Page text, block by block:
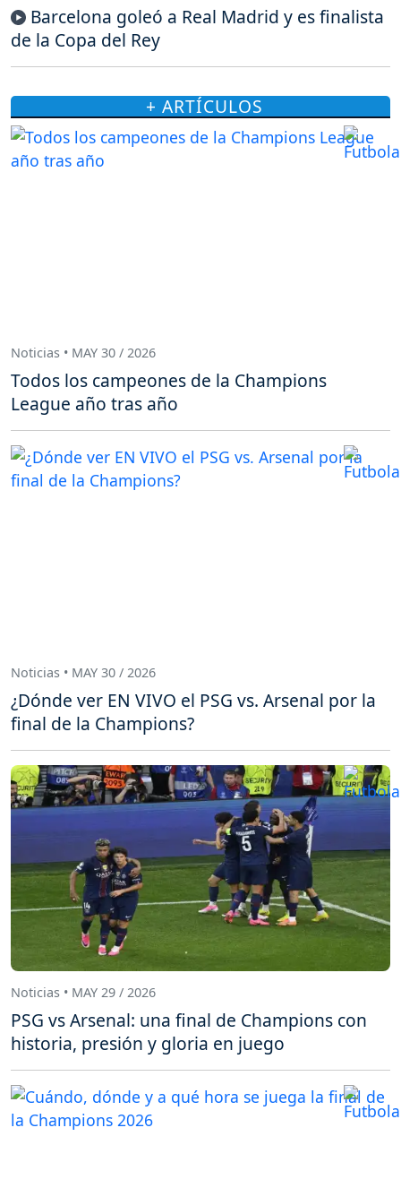
Barcelona goleó a Real Madrid y es finalista
de la Copa del Rey
+ ARTÍCULOS
Noticias • MAY 30 / 2026
Todos los campeones de la Champions
League año tras año
Noticias • MAY 30 / 2026
¿Dónde ver EN VIVO el PSG vs. Arsenal por la
final de la Champions?
Noticias • MAY 29 / 2026
PSG vs Arsenal: una final de Champions con
historia, presión y gloria en juego